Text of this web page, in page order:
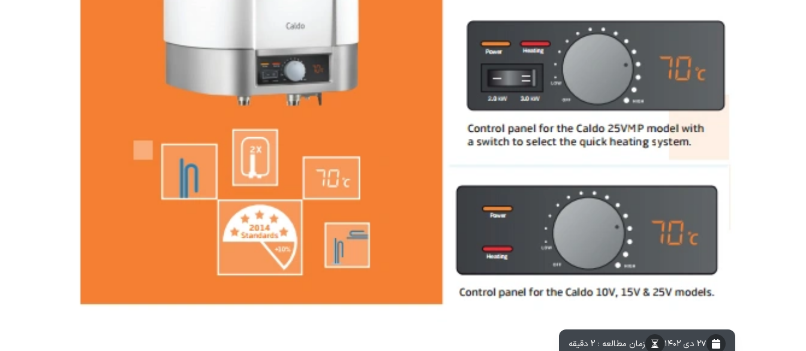
۲۷ دی ۱۴۰۲ زمان مطالعه : 2 دقیقه